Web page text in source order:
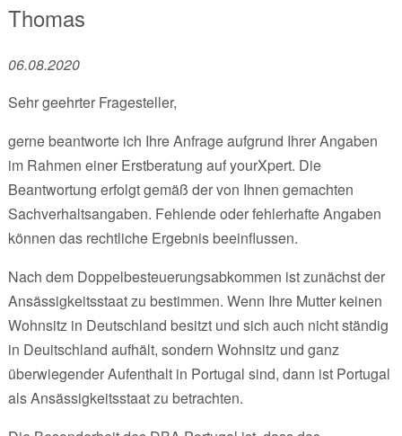
Thomas
06.08.2020
Sehr geehrter Fragesteller,
gerne beantworte ich Ihre Anfrage aufgrund Ihrer Angaben
im Rahmen einer Erstberatung auf yourXpert. Die
Beantwortung erfolgt gemäß der von Ihnen gemachten
Sachverhaltsangaben. Fehlende oder fehlerhafte Angaben
können das rechtliche Ergebnis beeinflussen.
Nach dem Doppelbesteuerungsabkommen ist zunächst der
Ansässigkeitsstaat zu bestimmen. Wenn Ihre Mutter keinen
Wohnsitz in Deutschland besitzt und sich auch nicht ständig
in Deuitschland aufhält, sondern Wohnsitz und ganz
überwiegender Aufenthalt in Portugal sind, dann ist Portugal
als Ansässigkeitsstaat zu betrachten.